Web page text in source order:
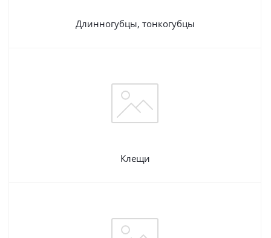
Длинногубцы, тонкогубцы
Клещи